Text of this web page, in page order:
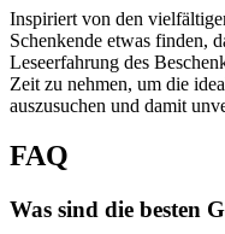
Inspiriert von den
Schenkende etwas finden,
Leseerfahrung des
Zeit zu nehmen, um die
auszusuchen und damit
FAQ
Was sind die besten